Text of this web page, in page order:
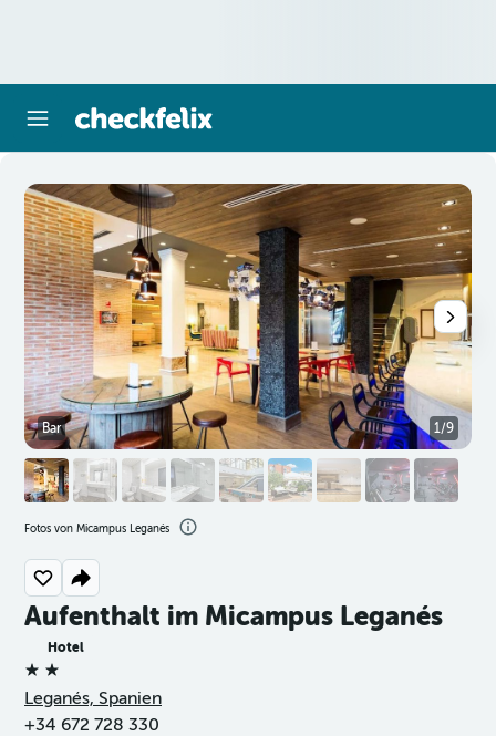
Aufenthalt im Micampus Leganés
Hotel
2 Sterne
Leganés, Spanien
+34 672 728 330
Bar 1/9
Fotos von Micampus Leganés